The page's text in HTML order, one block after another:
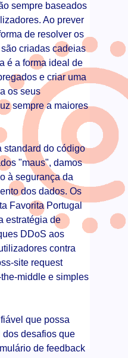
sempre baseados
Ao prever
de resolver os
criadas cadeias
é a forma ideal de
e criar uma
os seus
sempre a maiores
standard do código
"maus", damos
à segurança da
dos dados. Os
Favorita Portugal
estratégia de
DDoS aos
contra
site request
middle e simples
que possa
dos desafios que
de feedback